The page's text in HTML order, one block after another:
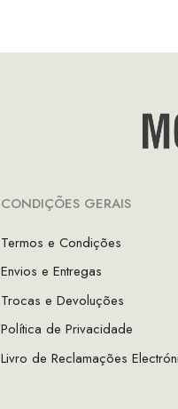
CONDIÇÕES GERAIS
Termos e Condições
Envios e Entregas
Trocas e Devoluções
Política de Privacidade
Livro de Reclamações